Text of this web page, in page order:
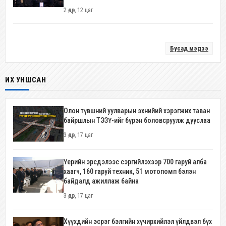
2 өдөр, 12 цаг
Бусад мэдээ
ИХ УНШСАН
Олон түвшний уулварын эхнийий хэрэгжих таван
байршлын ТЭЗҮ-ийг бүрэн боловсруулж дууслаа
3 өдөр, 17 цаг
Үерийн эрсдэлээс сэргийлэхээр 700 гаруй алба
хаагч, 160 гаруй техник, 51 мотопомп бэлэн
байдалд ажиллаж байна
3 өдөр, 17 цаг
Хүүхдийн эсрэг бэлгийн хүчирхийлэл үйлдвэл бүх